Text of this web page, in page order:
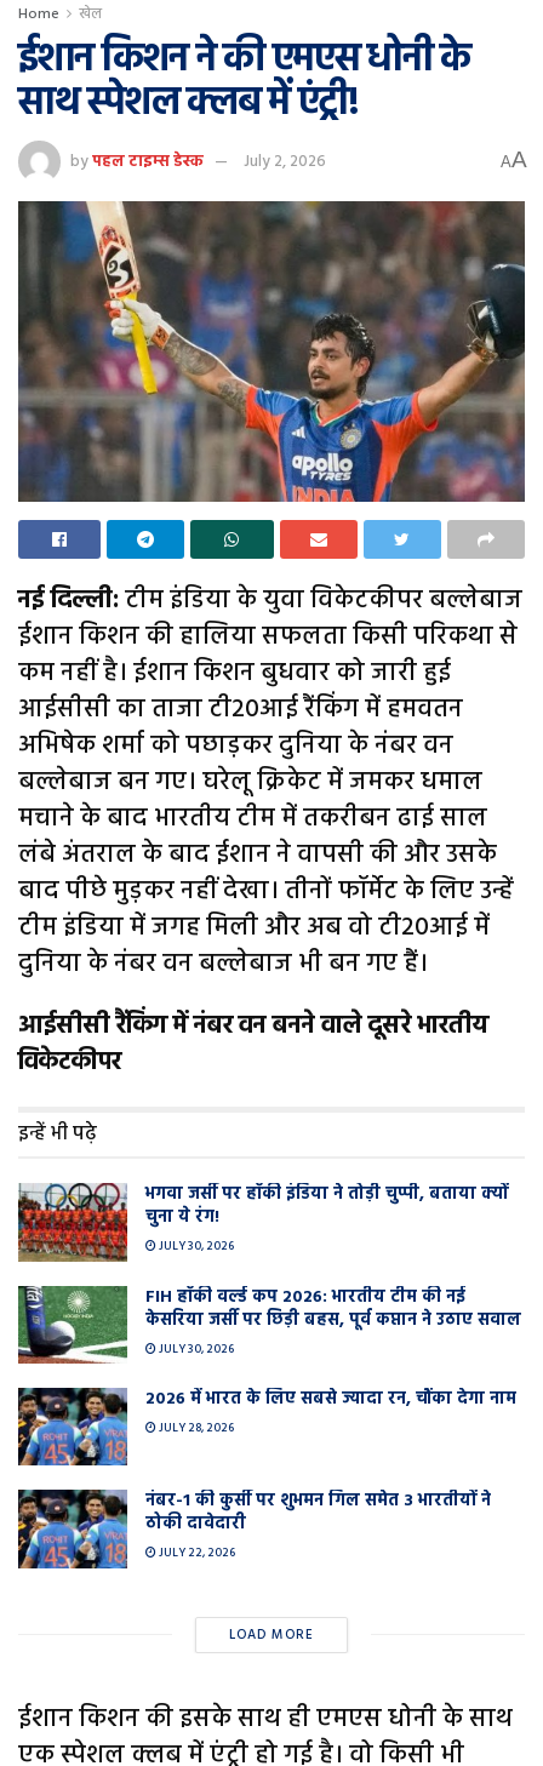
Home खेल
ईशान किशन ने की एमएस धोनी के
साथ स्पेशल क्लब में एंट्री!
byपहल टाइम्स डेस्क July 2, 2026 AA
नई दिल्ली:टीम इंडिया के युवा विकेटकीपर बल्लेबाज
ईशान किशन की हालिया सफलता किसी परिकथा से
कम नहीं है। ईशान किशन बुधवार को जारी हुई
आईसीसी का ताजा टी20आई रैंकिंग में हमवतन
अभिषेक शर्मा को पछाड़कर दुनिया के नंबर वन
बल्लेबाज बन गए। घरेलू क्रिकेट में जमकर धमाल
मचाने के बाद भारतीय टीम में तकरीबन ढाई साल
लंबे अंतराल के बाद ईशान ने वापसी की और उसके
बाद पीछे मुड़कर नहीं देखा। तीनों फॉर्मेट के लिए उन्हें
टीम इंडिया में जगह मिली और अब वो टी20आई में
दुनिया के नंबर वन बल्लेबाज भी बन गए हैं।
आईसीसी रैंकिंग में नंबर वन बनने वाले दूसरे भारतीय
विकेटकीपर
इन्हें भी पढ़े
भगवा जर्सी पर हॉकी इंडिया ने तोड़ी चुप्पी, बताया क्यों
चुना ये रंग!
JULY 30, 2026
FIH हॉकी वर्ल्ड कप 2026: भारतीय टीम की नई
केसरिया जर्सी पर छिड़ी बहस, पूर्व कप्तान ने उठाए सवाल
JULY 30, 2026
2026 में भारत के लिए सबसे ज्यादा रन, चौंका देगा नाम
JULY 28, 2026
नंबर-1 की कुर्सी पर शुभमन गिल समेत 3 भारतीयों ने
ठोकी दावेदारी
JULY 22, 2026
LOAD MORE
ईशान किशन की इसके साथ ही एमएस धोनी के साथ
एक स्पेशल क्लब में एंट्री हो गई है। वो किसी भी